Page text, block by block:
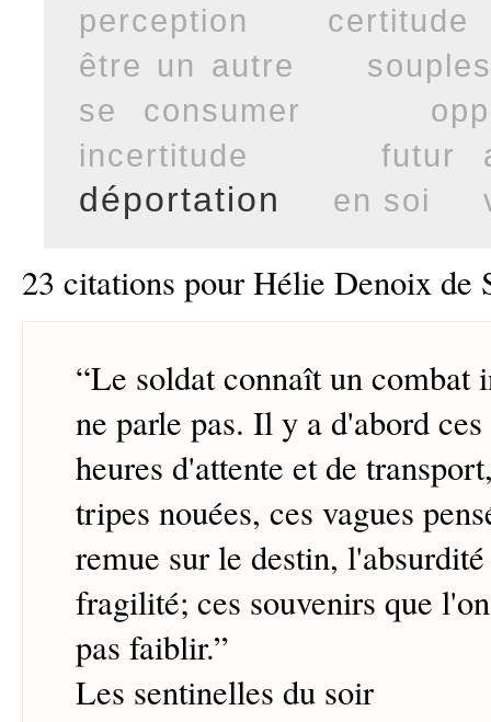
perception
certitude
être un autre
se consumer
incertitude
futur
déportation en soi
23 citations pour Hélie Denoix de
“Le soldat connaît un combat
ne parle pas. Il y a d'abord
heures d'attente et de
tripes nouées, ces vagues
remue sur le destin,
fragilité; ces souvenirs que
pas faiblir.”
Les sentinelles du soir